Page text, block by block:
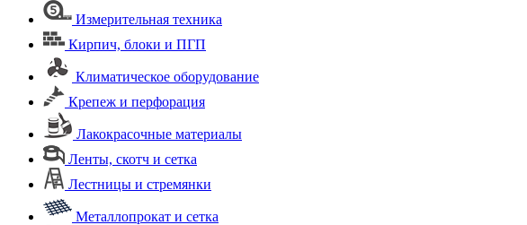
Измерительная техника
Кирпич, блоки и ПГП
Климатическое оборудование
Крепеж и перфорация
Лакокрасочные материалы
Ленты, скотч и сетка
Лестницы и стремянки
Металлопрокат и сетка